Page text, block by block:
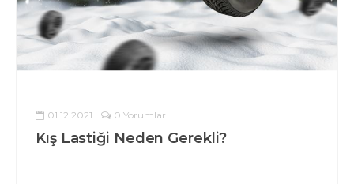
01.12.2021 0 Yorumlar
Kış Lastiği Neden Gerekli?